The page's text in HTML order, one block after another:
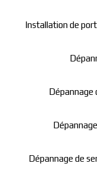
Installation de
Dépannage
Dépannage de